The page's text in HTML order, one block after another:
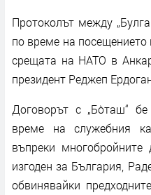
Протоколът между
по време на
срещата на НАТО в
президент Реджеп
Договорът с „Бо̀таш“
време на служебния
въпреки
изгоден за България,
обвинявайки